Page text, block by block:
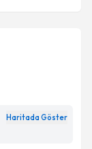
Haritada Göster